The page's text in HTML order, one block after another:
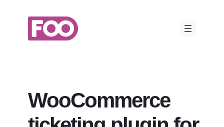
WooCommerce